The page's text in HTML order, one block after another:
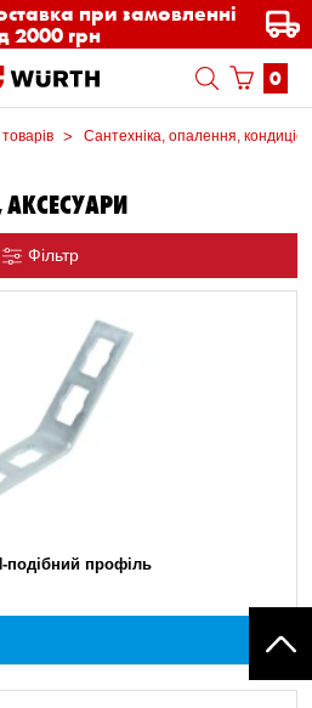
при замовленні
2000 грн
0
Сантехніка, опалення,
Фільтр
подібний профіль